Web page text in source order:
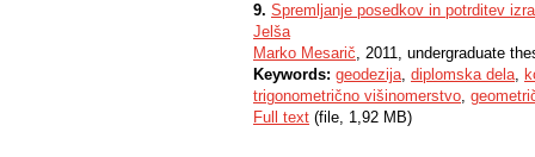
9. Spremljanje posedkov in potrditev
Jelša
Marko Mesarič, 2011, undergraduate
Keywords: geodezija, diplomska dela,
trigonometrično višinomerstvo,
Full text (file, 1,92 MB)